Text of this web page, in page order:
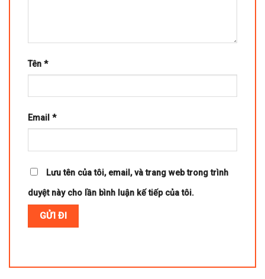
Tên *
Email *
Lưu tên của tôi, email, và trang web trong trình
duyệt này cho lần bình luận kế tiếp của tôi.